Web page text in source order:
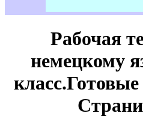
Рабочая
немецкому
класс.Готовые